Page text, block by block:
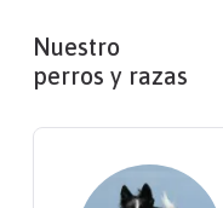
Nuestro
perros y razas